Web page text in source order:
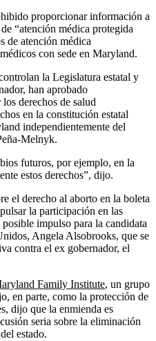
proporcionar información a
“atención médica protegida
de atención médica
con sede en Maryland.
la Legislatura estatal y
han aprobado
derechos de salud
en la constitución estatal
independientemente del
Melnyk.
futuros, por ejemplo, en la
estos derechos”, dijo.
el derecho al aborto en la boleta
la participación en las
impulso para la candidata
Angela Alsobrooks, que se
contra el ex gobernador, el
Family Institute, un grupo
en parte, como la protección de
dijo que la enmienda es
seria sobre la eliminación
estado.